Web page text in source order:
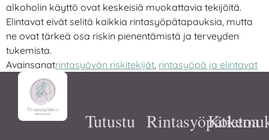
alkoholin käyttö ovat keskeisiä muokattavia tekijöitä.
Elintavat eivät selitä kaikkia rintasyöpätapauksia, mutta
ne ovat tärkeä osa riskin pienentämistä ja terveyden
tukemista.
Avainsanatrintasyövän riskitekijät, rintasyöpä ja elintavat
Tutustu Rintasyöpätietoa